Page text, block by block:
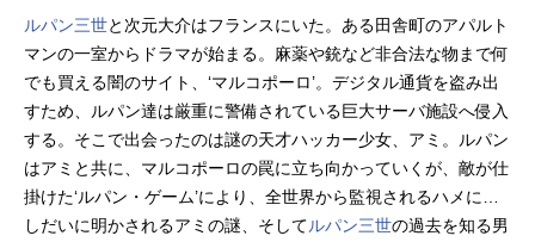
ルパン三世と次元大介はフランスにいた。ある田舎町のアパルト
マンの一室からドラマが始まる。麻薬や銃など非合法な物まで何
でも買える闇のサイト、‘マルコポーロ’。デジタル通貨を盗み出
すため、ルパン達は厳重に警備されている巨大サーバ施設へ侵入
する。そこで出会ったのは謎の天才ハッカー少女、アミ。ルパン
はアミと共に、マルコポーロの罠に立ち向かっていくが、敵が仕
掛けた‘ルパン・ゲーム’により、全世界から監視されるハメに…
しだいに明かされるアミの謎、そしてルパン三世の過去を知る男